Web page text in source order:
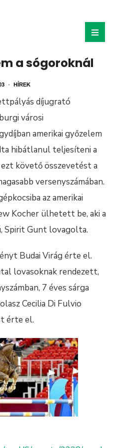
a sógoroknál
• HÍREK
díjugrató
városi
amerikai győzelem
hibátlanul teljesíteni a
követő összevetést a
versenyszámában.
az amerikai
Kocher ülhetett be, aki a
Spirit Gunt lovagolta.
Budai Virág érte el.
lovasoknak rendezett,
7 éves sárga
Cecilia Di Fulvio
érte el.